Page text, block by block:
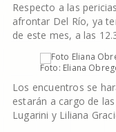
Respecto a las
afrontar Del Río, ya
de este mes, a las
Foto: Eliana
Los encuentros se
estarán a cargo de
Lugarini y Liliana